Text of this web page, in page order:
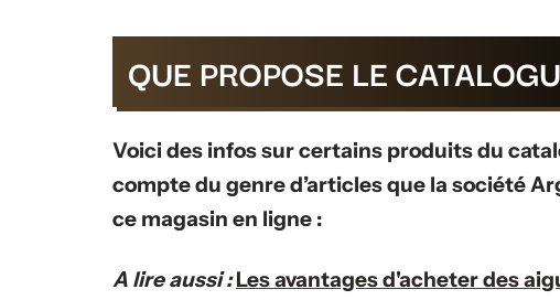
QUE PROPOSE LE
Voici des infos sur certains produits du
compte du genre d’articles que la société
ce magasin en ligne :
A lire aussi : Les avantages d'acheter des